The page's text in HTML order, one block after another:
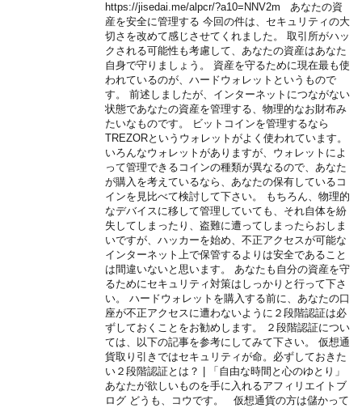
https://jisedai.me/alpcr/?a10=NNV2m あなたの資
産を安全に管理する 今回の件は、セキュリティの大
切さを改めて感じさせてくれました。 取引所がハッ
クされる可能性も考慮して、あなたの資産はあなた
自身で守りましょう。 資産を守るために現在最も使
われているのが、ハードウォレットというもので
す。 前述しましたが、インターネットにつながない
状態であなたの資産を管理する、物理的なお財布み
たいなものです。 ビットコインを管理するなら
TREZORというウォレットがよく使われています。
いろんなウォレットがありますが、ウォレットによ
って管理できるコインの種類が異なるので、あなた
が購入を考えているなら、あなたの保有しているコ
インを見比べて検討して下さい。 もちろん、物理的
なデバイスに移して管理していても、それ自体を紛
失してしまったり、盗難に遭ってしまったらおしま
いですが、ハッカーを始め、不正アクセスが可能な
インターネット上で保管するよりは安全であること
は間違いないと思います。 あなたも自分の資産を守
るためにセキュリティ対策はしっかりと行って下さ
い。 ハードウォレットを購入する前に、あなたの口
座が不正アクセスに遭わないように２段階認証は必
ずしておくことをお勧めします。 ２段階認証につい
ては、以下の記事を参考にしてみて下さい。 仮想通
貨取り引きではセキュリティが命。必ずしておきた
い２段階認証とは？ | 「自由な時間と心のゆとり」
あなたが欲しいものを手に入れるアフィリエイトブ
ログ どうも、コウです。 仮想通貨の方は儲かって